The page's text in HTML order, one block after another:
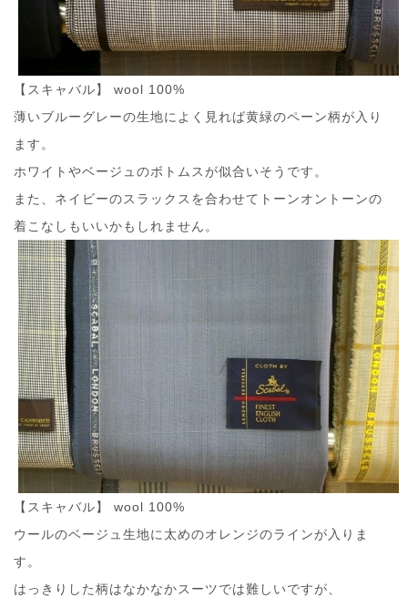
【スキャバル】 wool 100%
薄いブルーグレーの生地によく見れば黄緑のペーン柄が入り
ます。
ホワイトやベージュのボトムスが似合いそうです。
また、ネイビーのスラックスを合わせてトーンオントーンの
着こなしもいいかもしれません。
【スキャバル】 wool 100%
ウールのベージュ生地に太めのオレンジのラインが入りま
す。
はっきりした柄はなかなかスーツでは難しいですが、